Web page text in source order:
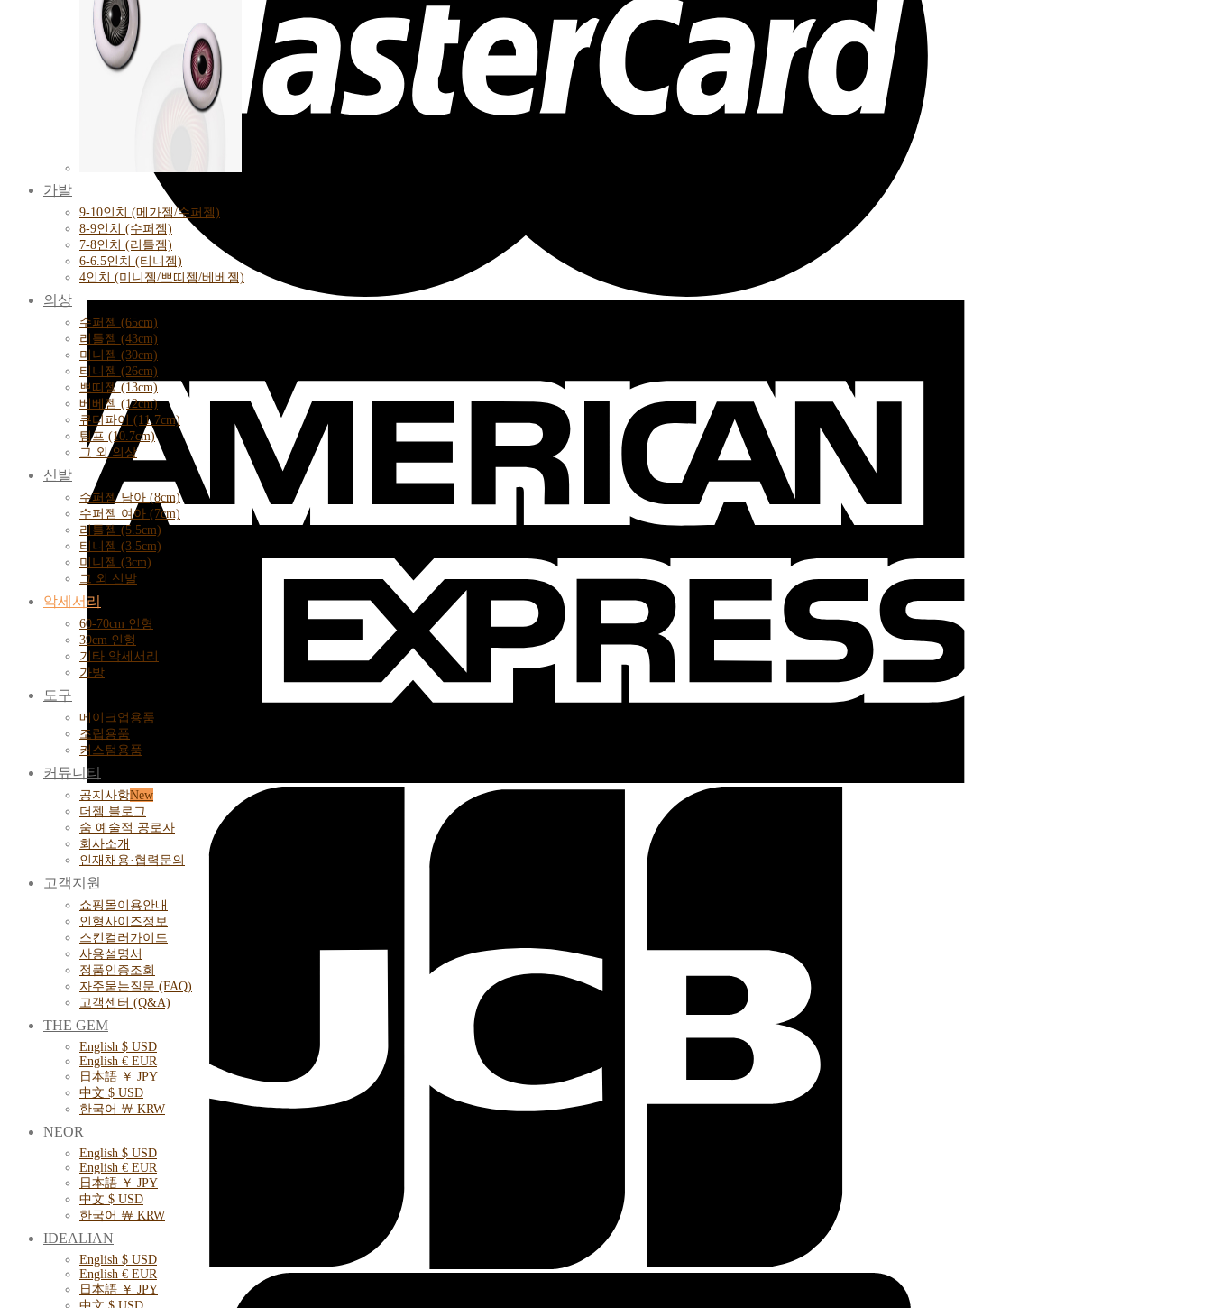
가발
9-10인치 (메가젬/수퍼젬)
8-9인치 (수퍼젬)
7-8인치 (리틀젬)
6-6.5인치 (티니젬)
4인치 (미니젬/쁘띠젬/베베젬)
의상
수퍼젬 (65cm)
리틀젬 (43cm)
미니젬 (30cm)
티니젬 (26cm)
쁘띠젬 (13cm)
베베젬 (12cm)
큐티파이 (11.7cm)
팀프 (10.7cm)
그 외 의상
신발
수퍼젬 남아 (8cm)
수퍼젬 여아 (7cm)
리틀젬 (5.5cm)
티니젬 (3.5cm)
미니젬 (3cm)
그 외 신발
악세서리
60-70cm 인형
39cm 인형
기타 악세서리
가방
도구
메이크업용품
조립용품
커스텀용품
커뮤니티
공지사항
더젬 블로그
숨 예술적 공로자
회사소개
인재채용·협력문의
고객지원
쇼핑몰이용안내
인형사이즈정보
스킨컬러가이드
사용설명서
정품인증조회
자주묻는질문 (FAQ)
고객센터 (Q&A)
THE GEM
English $ USD
English € EUR
日本語 ￥ JPY
中文 $ USD
한국어 ￦ KRW
NEOR
English $ USD
English € EUR
日本語 ￥ JPY
中文 $ USD
한국어 ￦ KRW
IDEALIAN
English $ USD
English € EUR
日本語 ￥ JPY